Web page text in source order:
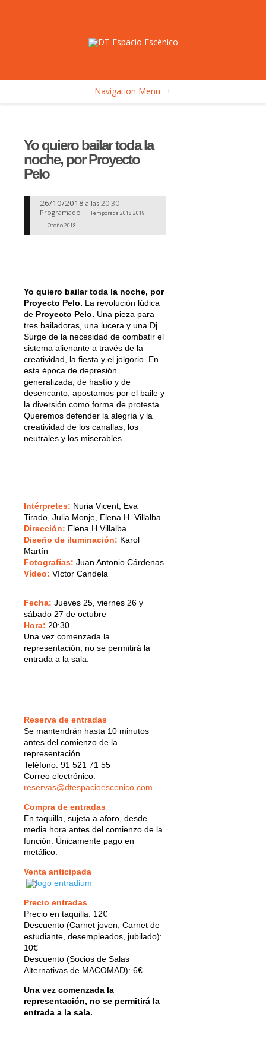
Navigation Menu +
Yo quiero bailar toda la
noche, por Proyecto
Pelo
26/10/2018 a las 20:30
Programado
Temporada 2018 2019
Otoño 2018
Yo quiero bailar toda la noche, por
Proyecto Pelo. La revolución lúdica
de Proyecto Pelo. Una pieza para
tres bailadoras, una lucera y una Dj.
Surge de la necesidad de combatir el
sistema alienante a través de la
creatividad, la fiesta y el jolgorio. En
esta época de depresión
generalizada, de hastío y de
desencanto, apostamos por el baile y
la diversión como forma de protesta.
Queremos defender la alegría y la
creatividad de los canallas, los
neutrales y los miserables.
Intérpretes: Nuria Vicent, Eva
Tirado, Julia Monje, Elena H. Villalba
Dirección: Elena H Villalba
Diseño de iluminación: Karol
Martín
Fotografías: Juan Antonio Cárdenas
Vídeo: Víctor Candela
Fecha: Jueves 25, viernes 26 y
sábado 27 de octubre
Hora: 20:30
Una vez comenzada la
representación, no se permitirá la
entrada a la sala.
Reserva de entradas
Se mantendrán hasta 10 minutos
antes del comienzo de la
representación.
Teléfono: 91 521 71 55
Correo electrónico:
reservas@dtespacioescenico.com
Compra de entradas
En taquilla, sujeta a aforo, desde
media hora antes del comienzo de la
función. Únicamente pago en
metálico.
Venta anticipada
Precio entradas
Precio en taquilla: 12€
Descuento (Carnet joven, Carnet de
estudiante, desempleados, jubilado):
10€
Descuento (Socios de Salas
Alternativas de MACOMAD): 6€
Una vez comenzada la
representación, no se permitirá la
entrada a la sala.